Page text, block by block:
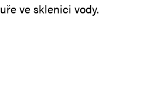
ve sklenici vody.